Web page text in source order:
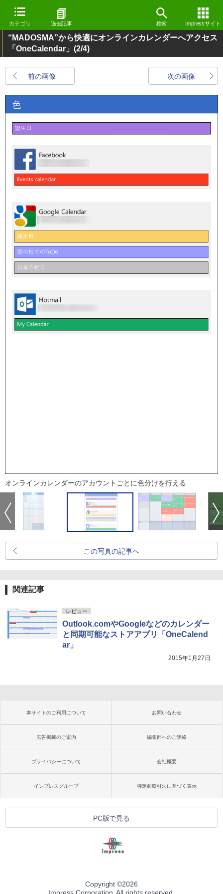
カテゴリ 過去記事 検索 Impressサイト
“MADOSMA”から快適にオンラインカレンダーへアクセス
「OneCalendar」 (2/4)
前の画像 次の画像
オンラインカレンダーのアカウントごとに色分けを行える
この写真の記事へ
関連記事
レビュー
Outlook.comやGoogleなどのカレンダー
と同期可能なストアアプリ「OneCalend
ar」
2015年1月27日
本サイトのご利用について お問い合わせ
広告掲載のご案内 編集部へのご連絡
プライバシーについて 会社概要
インプレスグループ 特定商取引法に基づく表示
PC版で見る
Copyright ©2026